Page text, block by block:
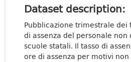
Dataset description:
Pubblicazione trimestrale dei
di assenza del personale non
scuole statali. Il tasso di
ore di assenza per motivi